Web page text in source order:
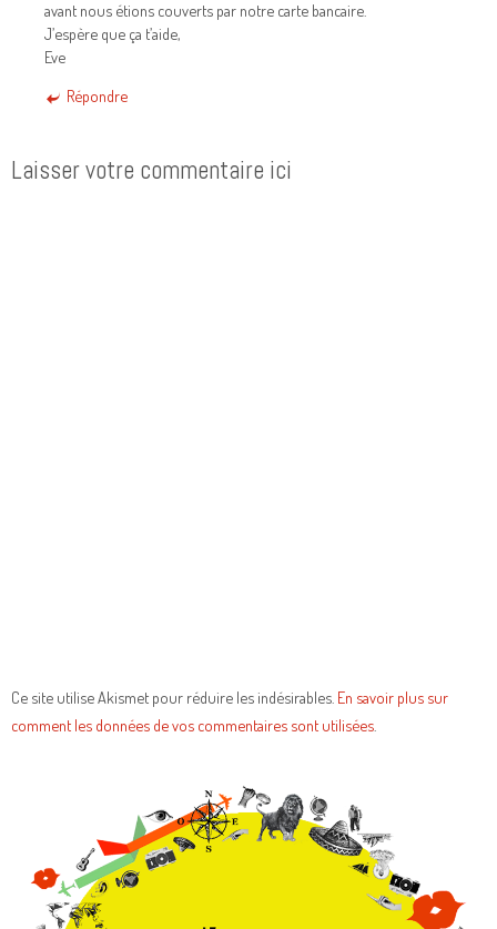
avant nous étions couverts par notre carte bancaire.
J’espère que ça t’aide,
Eve
Répondre
Laisser votre commentaire ici
Ce site utilise Akismet pour réduire les indésirables. En savoir plus sur
comment les données de vos commentaires sont utilisées